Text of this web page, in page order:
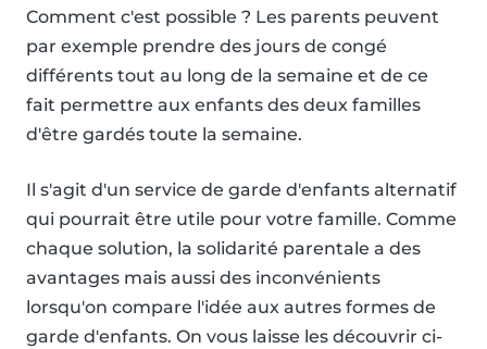
Comment c'est possible ? Les parents peuvent
par exemple prendre des jours de congé
différents tout au long de la semaine et de ce
fait permettre aux enfants des deux familles
d'être gardés toute la semaine.
Il s'agit d'un service de garde d'enfants alternatif
qui pourrait être utile pour votre famille. Comme
chaque solution, la solidarité parentale a des
avantages mais aussi des inconvénients
lorsqu'on compare l'idée aux autres formes de
garde d'enfants. On vous laisse les découvrir ci-